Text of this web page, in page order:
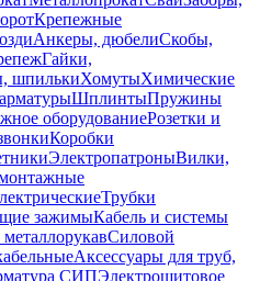
Крепежные
Анкеры, дюбелиСкобы,
Гайки,
шпилькиХомутыХимические
ШплинтыПружины
оборудованиеРозетки и
Коробки
ЭлектропатроныВилки,
Трубки
зажимыКабель и системы
Силовой
Аксессуары для труб,
СИПЭлектрощитовое